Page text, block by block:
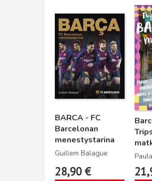
BARCA - FC
Barcelonan
menestystarina
Guillem Balague
28,90 €
Lue